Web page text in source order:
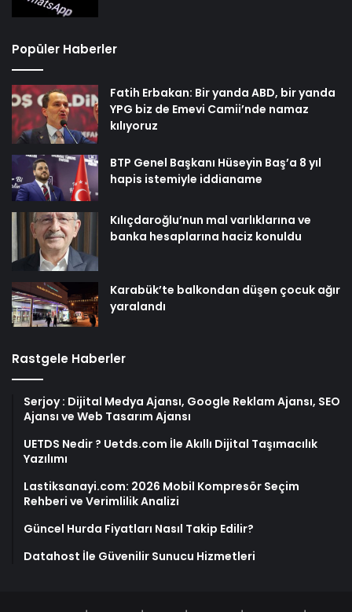
Popüler Haberler
Fatih Erbakan: Bir yanda ABD, bir yanda
YPG biz de Emevi Camii’nde namaz
kılıyoruz
BTP Genel Başkanı Hüseyin Baş’a 8 yıl
hapis istemiyle iddianame
Kılıçdaroğlu’nun mal varlıklarına ve
banka hesaplarına haciz konuldu
Karabük’te balkondan düşen çocuk ağır
yaralandı
Rastgele Haberler
Serjoy : Dijital Medya Ajansı, Google Reklam Ajansı, SEO
Ajansı ve Web Tasarım Ajansı
UETDS Nedir ? Uetds.com İle Akıllı Dijital Taşımacılık
Yazılımı
Lastiksanayi.com: 2026 Mobil Kompresör Seçim
Rehberi ve Verimlilik Analizi
Güncel Hurda Fiyatları Nasıl Takip Edilir?
Datahost İle Güvenilir Sunucu Hizmetleri